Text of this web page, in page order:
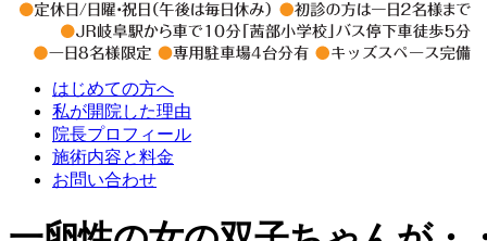
はじめての方へ
私が開院した理由
院長プロフィール
施術内容と料金
お問い合わせ